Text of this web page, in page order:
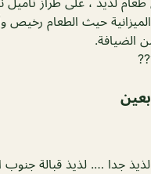
حيث الطعام رخيص
الضيافة.
جدا …. لذيذ قبالة جنوب